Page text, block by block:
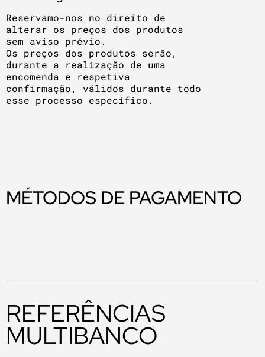
Reservamo-nos no direito de
alterar os preços dos produtos
sem aviso prévio.
Os preços dos produtos serão,
durante a realização de uma
encomenda e respetiva
confirmação, válidos durante todo
esse processo específico.
MÉTODOS DE PAGAMENTO
REFERÊNCIAS
MULTIBANCO